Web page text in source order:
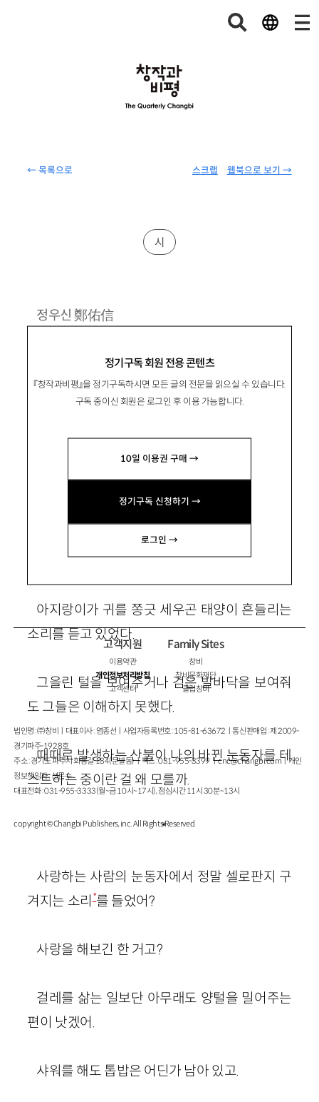
← 목록으로 웹북으로 보기 →
스크랩
정기구독 회원 전용 콘텐츠
『창작과비평』을 정기구독하시면 모든 글의 전문을 읽으실 수 있습니다.
구독 중이신 회원은 로그인 후 이용 가능합니다.
10일 이용권 구매 →
정기구독 신청하기 →
로그인 →
시
정우신 鄭佑信
시집 『비금속 소년』 등이 있음.
일용직 토끼
아지랑이가 귀를 쫑긋 세우곤 태양이 흔들리는
소리를 듣고 있었다.
그을린 털을 보여주거나 검은 발바닥을 보여줘
도 그들은 이해하지 못했다.
때때로 발생하는 산불이 나의 바뀐 눈동자를 테
스트하는 중이란 걸 왜 모를까.
*
사랑하는 사람의 눈동자에서 정말 셀로판지 구
겨지는 소리*를 들었어?
사랑을 해보긴 한 거고?
걸레를 삶는 일보단 아무래도 양털을 밀어주는
편이 낫겠어.
샤워를 해도 톱밥은 어딘가 남아 있고.
고객지원
이용약관
개인정보처리방침
고객센터
Family Sites
창비
창비문화재단
클럽창비
법인명 : ㈜창비ㅣ대표이사 : 염종선ㅣ사업자등록번호 : 105-81-63672ㅣ통신판매업 : 제 2009-
경기파주-1928호
주소 : 경기도 파주시 회동길 184(문발동)ㅣ팩스 : 031-955-3399 ㅣcnc@changbi.comㅣ개인
정보책임자 : 신문수
대표전화 : 031-955-3333(월~금 10시~17시), 점심시간 11시 30분~13시
copyright © Changbi Publishers, inc. All Rights Reserved.